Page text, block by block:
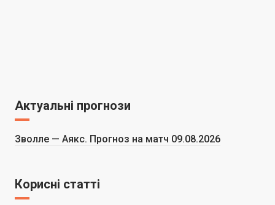
Актуальні прогнози
Зволле — Аякс. Прогноз на матч 09.08.2026
Корисні статті